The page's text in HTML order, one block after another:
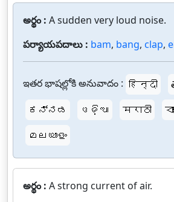
అర్థం : A sudden very loud noise.
పర్యాయపదాలు : bam, bang, clap,
ఇతర భాషల్లోకి అనువాదం : हिन्दी
ಕನ್ನಡ
ଓଡ଼ିଆ मराठी
മലയാളം
అర్థం : A strong current of air.